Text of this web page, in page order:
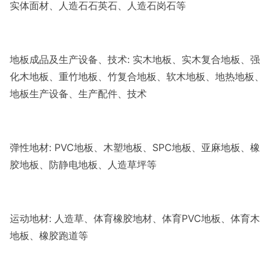
实体面材、人造石石英石、人造石岗石等
地板成品及生产设备、技术: 实木地板、实木复合地板、强
化木地板、重竹地板、竹复合地板、软木地板、地热地板、
地板生产设备、生产配件、技术
弹性地材: PVC地板、木塑地板、SPC地板、亚麻地板、橡
胶地板、防静电地板、人造草坪等
运动地材: 人造草、体育橡胶地材、体育PVC地板、体育木
地板、橡胶跑道等